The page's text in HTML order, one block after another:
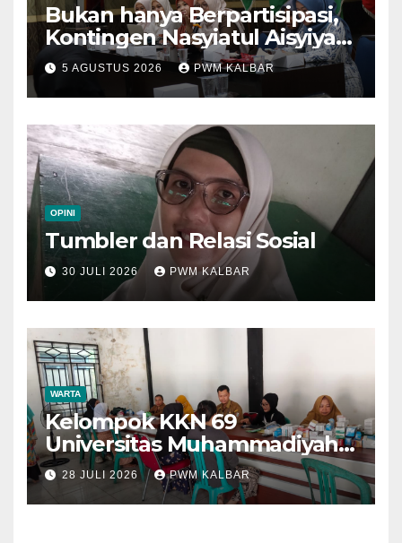
Bukan hanya Berpartisipasi,
Kontingen Nasyiatul Aisyiyah
Kalbar Perjuangkan Program
di Muktamar XV
5 AGUSTUS 2026 PWM KALBAR
OPINI
Tumbler dan Relasi Sosial
30 JULI 2026 PWM KALBAR
WARTA
Kelompok KKN 69
Universitas Muhammadiyah
Pontianak Dibagi Dua Tim,
Cat Bangunan dan Dampingi
Pelayanan Posyandu Lansia
28 JULI 2026 PWM KALBAR